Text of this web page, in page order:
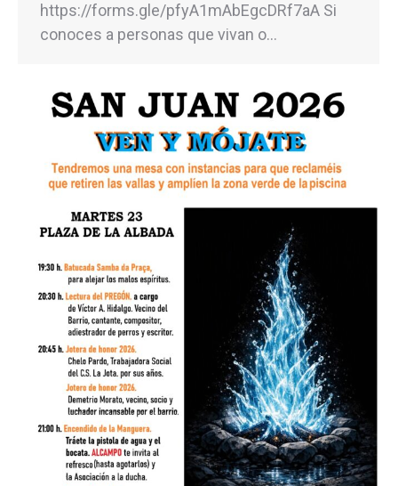
https://forms.gle/pfyA1mAbEgcDRf7aA Si
conoces a personas que vivan o…